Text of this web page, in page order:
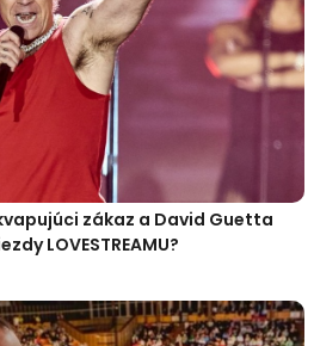
zákaz a David Guetta
LOVESTREAMU?